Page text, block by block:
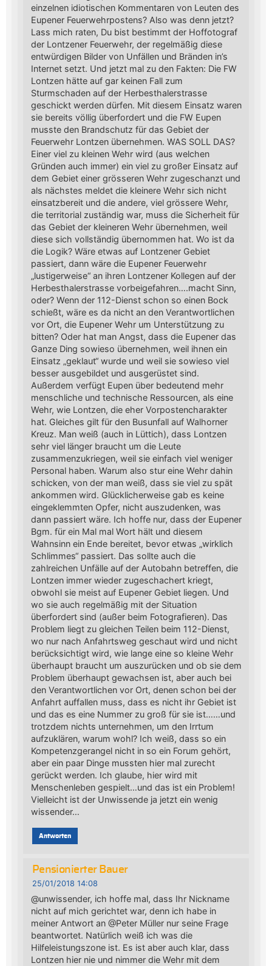
einzelnen idiotischen Kommentaren von Leuten des
Eupener Feuerwehrpostens? Also was denn jetzt?
Lass mich raten, Du bist bestimmt der Hoffotograf
der Lontzener Feuerwehr, der regelmäßig diese
entwürdigen Bilder von Unfällen und Bränden in’s
Internet setzt. Und jetzt mal zu den Fakten: Die FW
Lontzen hätte auf gar keinen Fall zum
Sturmschaden auf der Herbesthalerstrasse
geschickt werden dürfen. Mit diesem Einsatz waren
sie bereits völlig überfordert und die FW Eupen
musste den Brandschutz für das Gebiet der
Feuerwehr Lontzen übernehmen. WAS SOLL DAS?
Einer viel zu kleinen Wehr wird (aus welchen
Gründen auch immer) ein viel zu großer Einsatz auf
dem Gebiet einer grösseren Wehr zugeschanzt und
als nächstes meldet die kleinere Wehr sich nicht
einsatzbereit und die andere, viel grössere Wehr,
die territorial zuständig war, muss die Sicherheit für
das Gebiet der kleineren Wehr übernehmen, weil
diese sich vollständig übernommen hat. Wo ist da
die Logik? Wäre etwas auf Lontzener Gebiet
passiert, dann wäre die Eupener Feuerwehr
„lustigerweise“ an ihren Lontzener Kollegen auf der
Herbesthalerstrasse vorbeigefahren….macht Sinn,
oder? Wenn der 112-Dienst schon so einen Bock
schießt, wäre es da nicht an den Verantwortlichen
vor Ort, die Eupener Wehr um Unterstützung zu
bitten? Oder hat man Angst, dass die Eupener das
Ganze Ding sowieso übernehmen, weil ihnen ein
Einsatz „geklaut“ wurde und weil sie sowieso viel
besser ausgebildet und ausgerüstet sind.
Außerdem verfügt Eupen über bedeutend mehr
menschliche und technische Ressourcen, als eine
Wehr, wie Lontzen, die eher Vorpostencharakter
hat. Gleiches gilt für den Busunfall auf Walhorner
Kreuz. Man weiß (auch in Lüttich), dass Lontzen
sehr viel länger braucht um die Leute
zusammenzukriegen, weil sie einfach viel weniger
Personal haben. Warum also stur eine Wehr dahin
schicken, von der man weiß, dass sie viel zu spät
ankommen wird. Glücklicherweise gab es keine
eingeklemmten Opfer, nicht auszudenken, was
dann passiert wäre. Ich hoffe nur, dass der Eupener
Bgm. für ein Mal mal Wort hält und diesem
Wahnsinn ein Ende bereitet, bevor etwas „wirklich
Schlimmes“ passiert. Das sollte auch die
zahlreichen Unfälle auf der Autobahn betreffen, die
Lontzen immer wieder zugeschachert kriegt,
obwohl sie meist auf Eupener Gebiet liegen. Und
wo sie auch regelmäßig mit der Situation
überfordert sind (außer beim Fotografieren). Das
Problem liegt zu gleichen Teilen beim 112-Dienst,
wo nur nach Anfahrtsweg geschaut wird und nicht
berücksichtigt wird, wie lange eine so kleine Wehr
überhaupt braucht um auszurücken und ob sie dem
Problem überhaupt gewachsen ist, aber auch bei
den Verantwortlichen vor Ort, denen schon bei der
Anfahrt auffallen muss, dass es nicht ihr Gebiet ist
und das es eine Nummer zu groß für sie ist……und
trotzdem nichts unternehmen, um den Irrtum
aufzuklären, warum wohl? Ich weiß, dass so ein
Kompetenzgerangel nicht in so ein Forum gehört,
aber ein paar Dinge mussten hier mal zurecht
gerückt werden. Ich glaube, hier wird mit
Menschenleben gespielt…und das ist ein Problem!
Vielleicht ist der Unwissende ja jetzt ein wenig
wissender…
Antworten
Pensionierter Bauer
25/01/2018 14:08
@unwissender, ich hoffe mal, dass Ihr Nickname
nicht auf mich gerichtet war, denn ich habe in
meiner Antwort an @Peter Müller nur seine Frage
beantwortet. Natürlich weiß ich was die
Hilfeleistungszone ist. Es ist aber auch klar, dass
Lontzen hier nie und nimmer die Wehr mit dem